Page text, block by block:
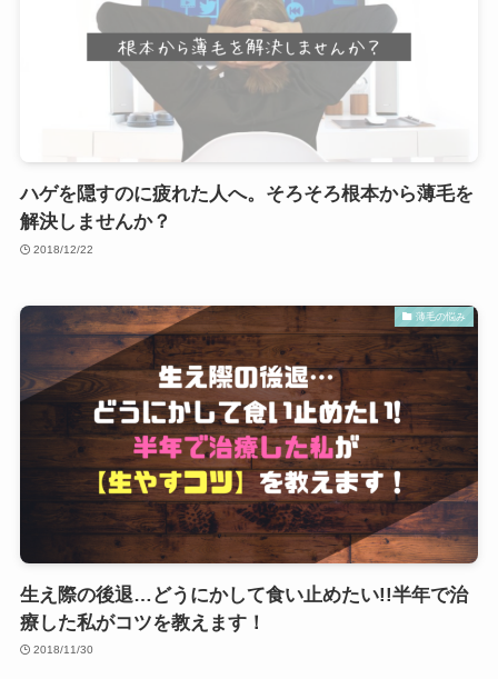
ハゲを隠すのに疲れた人へ。そろそろ根本から薄毛を
解決しませんか？
2018/12/22
薄毛の悩み
生え際の後退…どうにかして食い止めたい!!半年で治
療した私がコツを教えます！
2018/11/30